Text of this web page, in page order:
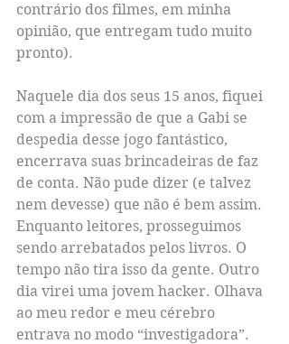
contrário dos filmes, em minha
opinião, que entregam tudo muito
pronto).
Naquele dia dos seus 15 anos, fiquei
com a impressão de que a Gabi se
despedia desse jogo fantástico,
encerrava suas brincadeiras de faz
de conta. Não pude dizer (e talvez
nem devesse) que não é bem assim.
Enquanto leitores, prosseguimos
sendo arrebatados pelos livros. O
tempo não tira isso da gente. Outro
dia virei uma jovem hacker. Olhava
ao meu redor e meu cérebro
entrava no modo “investigadora”.